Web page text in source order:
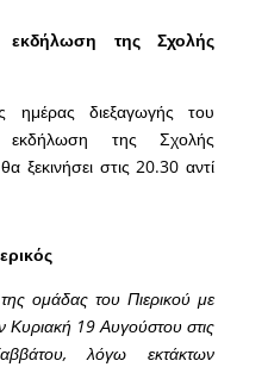
της Σχολής
ημέρας διεξαγωγής του
εκδήλωση της Σχολής
ξεκινήσει στις 20.30 αντί
της ομάδας του Πιερικού με
Κυριακή 19 Αυγούστου στις
λόγω εκτάκτων